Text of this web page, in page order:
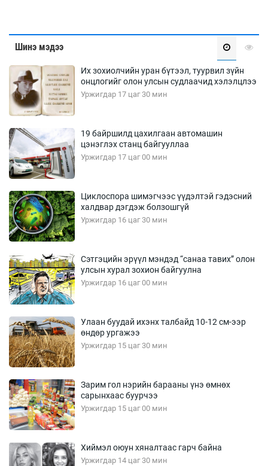
Шинэ мэдээ
Их зохиолчийн уран бүтээл, туурвил зүйн
онцлогийг олон улсын судлаачид хэлэлцлээ
Уржигдар 17 цаг 30 мин
19 байршилд цахилгаан автомашин
цэнэглэх станц байгууллаа
Уржигдар 17 цаг 00 мин
Циклоспора шимэгчээс үүдэлтэй гэдэсний
халдвар дэгдэж болзошгүй
Уржигдар 16 цаг 30 мин
Сэтгэцийн эрүүл мэндэд “санаа тавих” олон
улсын хурал зохион байгуулна
Уржигдар 16 цаг 00 мин
Улаан буудай ихэнх талбайд 10-12 см-ээр
өндөр ургажээ
Уржигдар 15 цаг 30 мин
Зарим гол нэрийн барааны үнэ өмнөх
сарынхаас буурчээ
Уржигдар 15 цаг 00 мин
Хиймэл оюун хяналтаас гарч байна
Уржигдар 14 цаг 30 мин